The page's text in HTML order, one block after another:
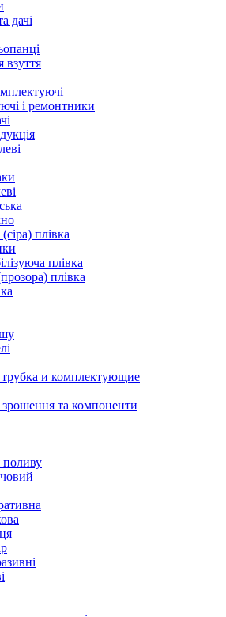
дачі
взуття
і ремонтники
плівка
плівка
плівка
и комплектующие
та компоненти